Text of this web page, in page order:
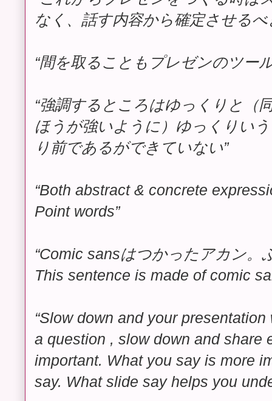
なく、話す内容から確定させるべ
“間を取ることもプレゼンのツー
“強調するところはゆっくりと（
ほうが強いように）ゆっくりい
り前であるができていない”
“Both abstract & concrete
Point words”
“Comic sansはつかったアカン。
This sentence is made of comic
“Slow down and your
a question , slow down and share
important. What you say is more
say. What slide say helps you